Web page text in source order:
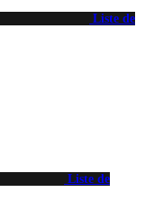
Liste de
Liste de